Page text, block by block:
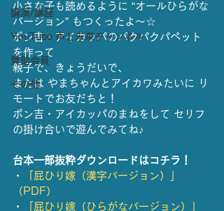
講演/講座
YouTube 声と未来チャンネル
賛助会員
その他
小さな子も読めるように “オールひらがな
バージョン” もつくったよ〜☆
ポン吉・アイカッパのパクパクパペット
を作って
親子で、きょうだいで、
または やまちゃんとアイカワみたいに リ
モートでお友だちと！
ポン吉・アイカッパのまねをして セリフ
の掛け合いで遊んでみてね♪
台本一部抜粋ダウンロードはコチラ！
・
「屁ひり嫁（漢字バージョン）」
（PDF）
・
「屁ひり嫁（ひらがなバージョン）」